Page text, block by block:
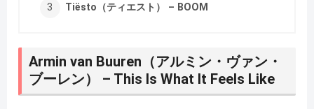
Tiësto（ティエスト） – BOOM
Armin van Buuren（アルミン・ヴァン・
ブーレン） – This Is What It Feels Like